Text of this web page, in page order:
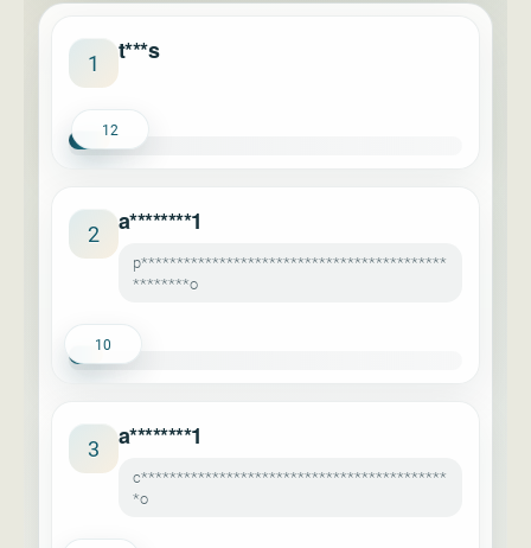
1 t***s
12
2 a********1
p*******************************************
********o
10
3 a********1
c*******************************************
*o